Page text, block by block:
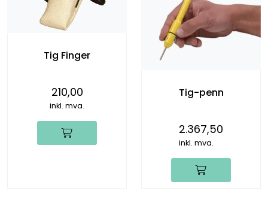
Tig Finger
210,00
inkl. mva.
Tig-penn
2.367,50
inkl. mva.